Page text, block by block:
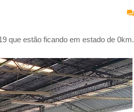
que estão ficando em estado de 0km.